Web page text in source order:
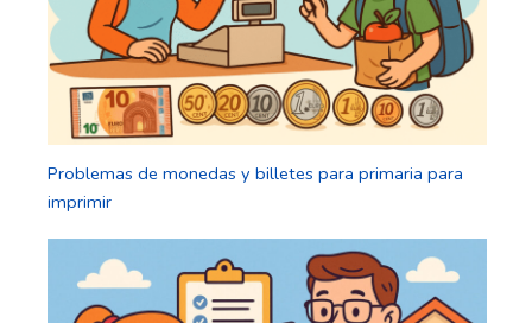
Problemas de monedas y billetes para primaria para
imprimir